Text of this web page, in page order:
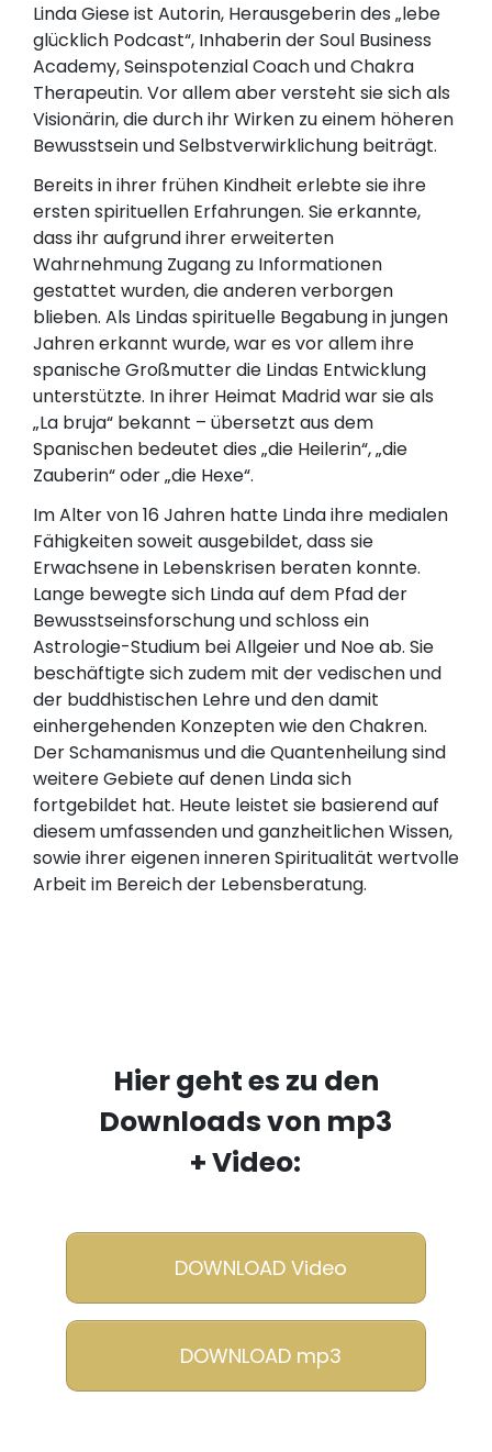
Linda Giese ist Autorin, Herausgeberin des „lebe
glücklich Podcast“, Inhaberin der Soul Business
Academy, Seinspotenzial Coach und Chakra
Therapeutin. Vor allem aber versteht sie sich als
Visionärin, die durch ihr Wirken zu einem höheren
Bewusstsein und Selbstverwirklichung beiträgt.
Bereits in ihrer frühen Kindheit erlebte sie ihre
ersten spirituellen Erfahrungen. Sie erkannte,
dass ihr aufgrund ihrer erweiterten
Wahrnehmung Zugang zu Informationen
gestattet wurden, die anderen verborgen
blieben. Als Lindas spirituelle Begabung in jungen
Jahren erkannt wurde, war es vor allem ihre
spanische Großmutter die Lindas Entwicklung
unterstützte. In ihrer Heimat Madrid war sie als
„La bruja“ bekannt – übersetzt aus dem
Spanischen bedeutet dies „die Heilerin“, „die
Zauberin“ oder „die Hexe“.
Im Alter von 16 Jahren hatte Linda ihre medialen
Fähigkeiten soweit ausgebildet, dass sie
Erwachsene in Lebenskrisen beraten konnte.
Lange bewegte sich Linda auf dem Pfad der
Bewusstseinsforschung und schloss ein
Astrologie-Studium bei Allgeier und Noe ab. Sie
beschäftigte sich zudem mit der vedischen und
der buddhistischen Lehre und den damit
einhergehenden Konzepten wie den Chakren.
Der Schamanismus und die Quantenheilung sind
weitere Gebiete auf denen Linda sich
fortgebildet hat. Heute leistet sie basierend auf
diesem umfassenden und ganzheitlichen Wissen,
sowie ihrer eigenen inneren Spiritualität wertvolle
Arbeit im Bereich der Lebensberatung.
Hier geht es zu den
Downloads von mp3
+ Video:
DOWNLOAD Video
DOWNLOAD mp3